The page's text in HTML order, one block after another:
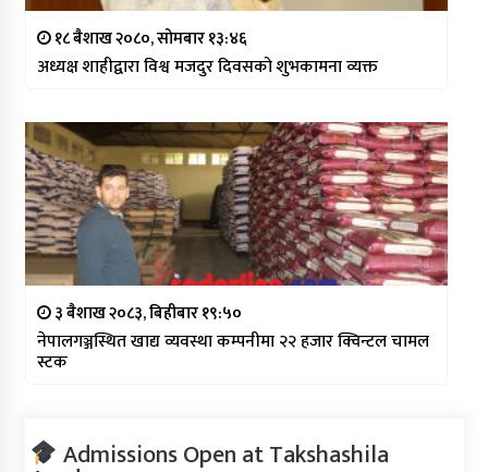
१८ बैशाख २०८०, सोमबार १३:४६
अध्यक्ष शाहीद्वारा विश्व मजदुर दिवसको शुभकामना व्यक्त
३ बैशाख २०८३, बिहीबार १९:५०
नेपालगञ्जस्थित खाद्य व्यवस्था कम्पनीमा २२ हजार क्विन्टल चामल
स्टक
Admissions Open at Takshashila